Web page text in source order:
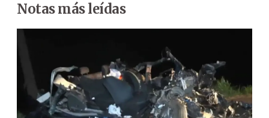
Notas más leídas